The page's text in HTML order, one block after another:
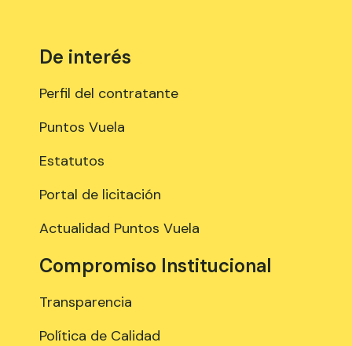
De interés
Perfil del contratante
Puntos Vuela
Estatutos
Portal de licitación
Actualidad Puntos Vuela
Compromiso Institucional
Transparencia
Política de Calidad